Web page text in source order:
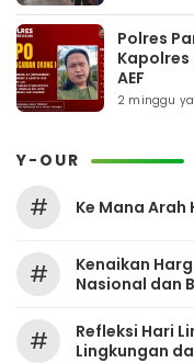
Polres
Kapolres
AEF
2 minggu
Y-OUR
# Ke Mana Arah
#
Kenaikan
Nasional dan
#
Refleksi Hari
Lingkungan